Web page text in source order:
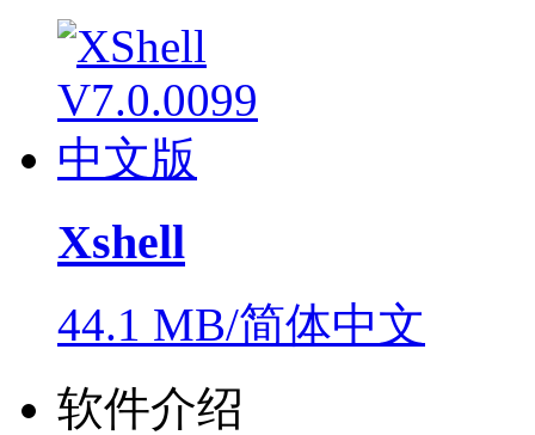
Xshell
44.1 MB/简体中文
软件介绍